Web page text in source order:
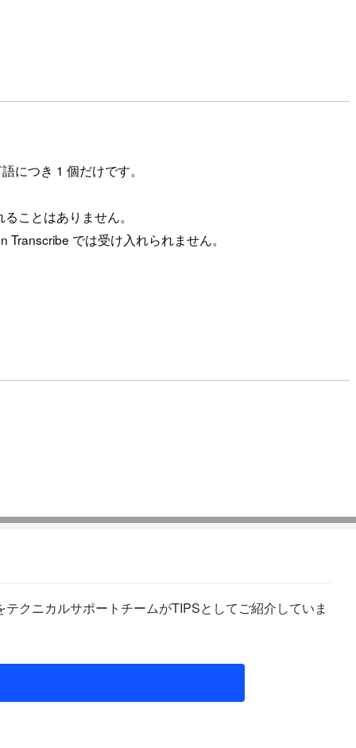
につき 1 個だけです。
ことはありません。
では受け入れられません。
クニカルサポートチームがTIPSとしてご紹介していま